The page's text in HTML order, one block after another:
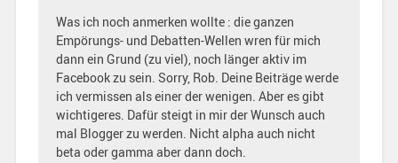
Was ich noch anmerken wollte : die ganzen
Empörungs- und Debatten-Wellen wren für mich
dann ein Grund (zu viel), noch länger aktiv im
Facebook zu sein. Sorry, Rob. Deine Beiträge werde
ich vermissen als einer der wenigen. Aber es gibt
wichtigeres. Dafür steigt in mir der Wunsch auch
mal Blogger zu werden. Nicht alpha auch nicht
beta oder gamma aber dann doch.